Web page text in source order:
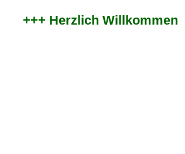
+++ Herzlich Willkommen